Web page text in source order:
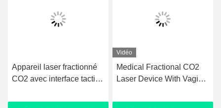
Appareil laser fractionné
CO2 avec interface tactile
avancée, élimination des
Vidéo
Medical Fractional CO2
Laser Device With Vaginal
Rejuvenation Skin